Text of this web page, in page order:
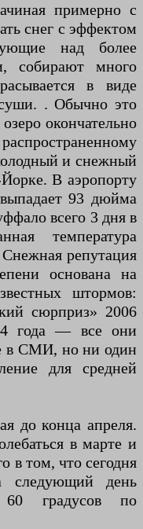
примерно с
снег с эффектом
над более
собирают много
в виде
суши. . Обычно это
окончательно
и снежный
В аэропорту
93 дюйма
всего 3 дня в
температура
репутация
основана на
штормов:
сюрприз» 2006
года — все они
в СМИ, но ни один
для средней
до конца апреля.
в марте и
в том, что сегодня
следующий день
60 градусов по